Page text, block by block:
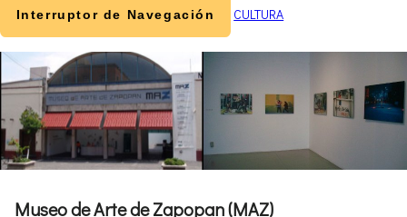
Interruptor de Navegación CULTURA
Museo de Arte de Zapopan (MAZ)